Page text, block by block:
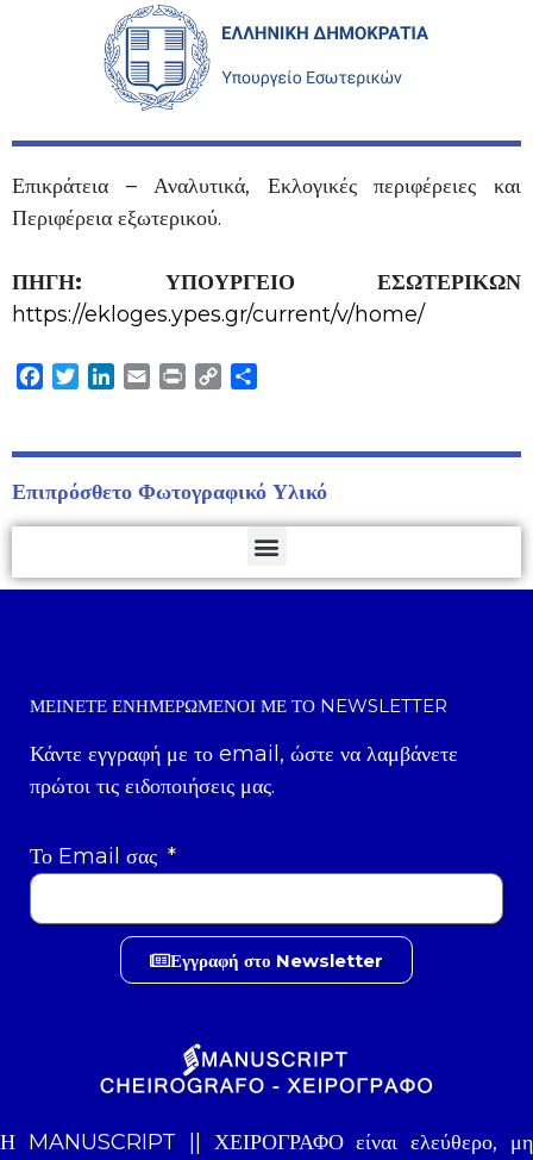
Επικράτεια – Αναλυτικά, Εκλογικές περιφέρειες και
Περιφέρεια εξωτερικού.
ΠΗΓΗ: ΥΠΟΥΡΓΕΙΟ ΕΣΩΤΕΡΙΚΩΝ
https://ekloges.ypes.gr/current/v/home/
Facebook
TwitterLinkedIn
EmailPrint Copy
Επιπρόσθετο Φωτογραφικό Υλικό
ΜΕΊΝΕΤΕ ΕΝΗΜΕΡΩΜΈΝΟΙ ΜΕ ΤΟ NEWSLETTER
Κάντε εγγραφή με το email, ώστε να λαμβάνετε
πρώτοι τις ειδοποιήσεις μας.
Το Email σας
Εγγραφή στο Newsletter
Η MANUSCRIPT || ΧΕΙΡΟΓΡΑΦΟ είναι ελεύθερο, μη